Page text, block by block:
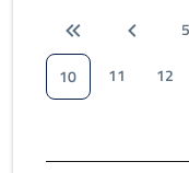
5
10
11 12